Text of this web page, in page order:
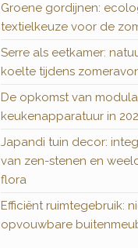
Groene gordijnen:
textielkeuze voor de
Serre als eetkamer:
koelte tijdens
De opkomst van
keukenapparatuur in
Japandi tuin decor:
van zen-stenen en
flora
Efficiënt ruimtegebruik:
opvouwbare